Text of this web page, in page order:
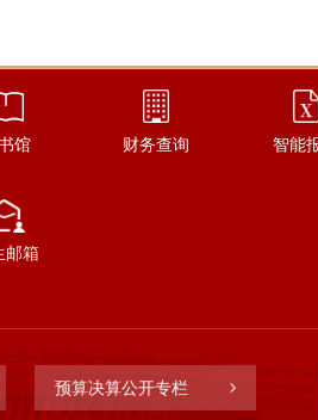
馆 财务查询 智能
邮箱
预算决算公开专栏